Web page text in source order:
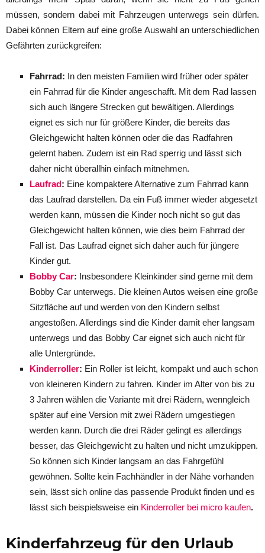
müssen, sondern dabei mit Fahrzeugen unterwegs sein dürfen.
Dabei können Eltern auf eine große Auswahl an unterschiedlichen
Gefährten zurückgreifen:
Fahrrad: In den meisten Familien wird früher oder später
ein Fahrrad für die Kinder angeschafft. Mit dem Rad lassen
sich auch längere Strecken gut bewältigen. Allerdings
eignet es sich nur für größere Kinder, die bereits das
Gleichgewicht halten können oder die das Radfahren
gelernt haben. Zudem ist ein Rad sperrig und lässt sich
daher nicht überallhin einfach mitnehmen.
Laufrad: Eine kompaktere Alternative zum Fahrrad kann
das Laufrad darstellen. Da ein Fuß immer wieder abgesetzt
werden kann, müssen die Kinder noch nicht so gut das
Gleichgewicht halten können, wie dies beim Fahrrad der
Fall ist. Das Laufrad eignet sich daher auch für jüngere
Kinder gut.
Bobby Car: Insbesondere Kleinkinder sind gerne mit dem
Bobby Car unterwegs. Die kleinen Autos weisen eine große
Sitzfläche auf und werden von den Kindern selbst
angestoßen. Allerdings sind die Kinder damit eher langsam
unterwegs und das Bobby Car eignet sich auch nicht für
alle Untergründe.
Kinderroller: Ein Roller ist leicht, kompakt und auch schon
von kleineren Kindern zu fahren. Kinder im Alter von bis zu
3 Jahren wählen die Variante mit drei Rädern, wenngleich
später auf eine Version mit zwei Rädern umgestiegen
werden kann. Durch die drei Räder gelingt es allerdings
besser, das Gleichgewicht zu halten und nicht umzukippen.
So können sich Kinder langsam an das Fahrgefühl
gewöhnen. Sollte kein Fachhändler in der Nähe vorhanden
sein, lässt sich online das passende Produkt finden und es
lässt sich beispielsweise ein Kinderroller bei micro kaufen.
Kinderfahrzeug für den Urlaub